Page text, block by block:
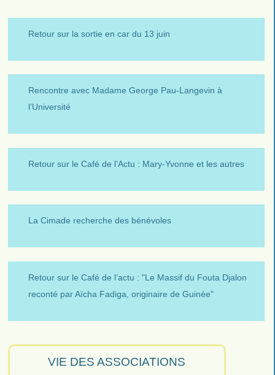
Retour sur la sortie en car du 13 juin
Rencontre avec Madame George Pau-Langevin à
l’Université
Retour sur le Café de l’Actu : Mary-Yvonne et les autres
La Cimade recherche des bénévoles
Retour sur le Café de l’actu : "Le Massif du Fouta Djalon
reconté par Aïcha Fadiga, originaire de Guinée"
VIE DES ASSOCIATIONS